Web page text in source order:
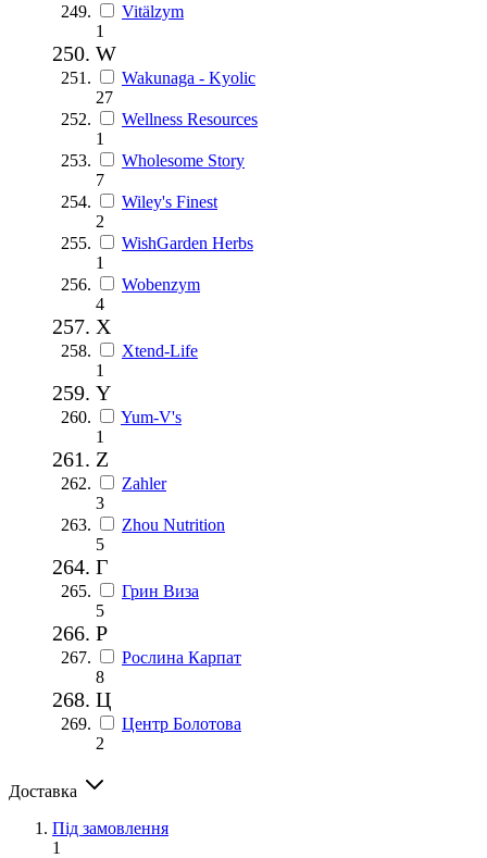
Vitälzym
1
W
Wakunaga - Kyolic
27
Wellness Resources
1
Wholesome Story
7
Wiley's Finest
2
WishGarden Herbs
1
Wobenzym
4
X
Xtend-Life
1
Y
Yum-V's
1
Z
Zahler
3
Zhou Nutrition
5
Г
Грин Виза
5
Р
Рослина Карпат
8
Ц
Центр Болотова
2
Доставка
Під замовлення
1